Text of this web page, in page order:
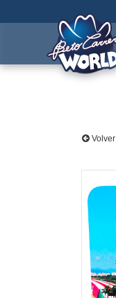
Volver